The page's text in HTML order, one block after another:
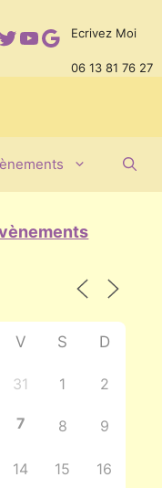
Twitter
YouTube
Google
Ecrivez Moi
06 13 81 76 27
V S D
31 1 2
7 8 9
14 15 16